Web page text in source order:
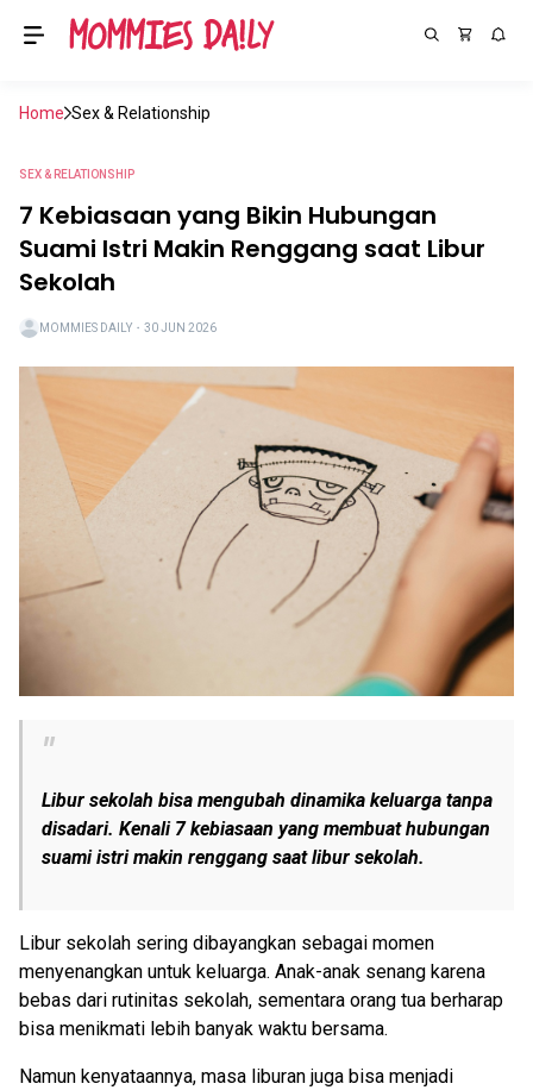
Home Sex & Relationship
SEX & RELATIONSHIP
7 Kebiasaan yang Bikin Hubungan
Suami Istri Makin Renggang saat Libur
Sekolah
MOMMIES DAILY ・ 30 JUN 2026
Libur sekolah bisa mengubah dinamika keluarga tanpa
disadari. Kenali 7 kebiasaan yang membuat hubungan
suami istri makin renggang saat libur sekolah.
Libur sekolah sering dibayangkan sebagai momen
menyenangkan untuk keluarga. Anak-anak senang karena
bebas dari rutinitas sekolah, sementara orang tua berharap
bisa menikmati lebih banyak waktu bersama.
Namun kenyataannya, masa liburan juga bisa menjadi